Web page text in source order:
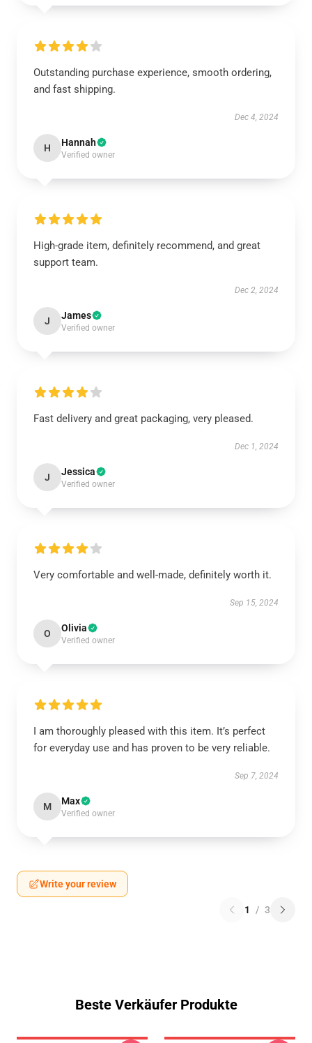
Outstanding purchase experience, smooth ordering,
and fast shipping.
Dec 4, 2024
H Hannah
Verified owner
High-grade item, definitely recommend, and great
support team.
Dec 2, 2024
J James
Verified owner
Fast delivery and great packaging, very pleased.
Dec 1, 2024
J Jessica
Verified owner
Very comfortable and well-made, definitely worth it.
Sep 15, 2024
O Olivia
Verified owner
I am thoroughly pleased with this item. It’s perfect
for everyday use and has proven to be very reliable.
Sep 7, 2024
M Max
Verified owner
Write your review
1 / 3
Beste Verkäufer Produkte